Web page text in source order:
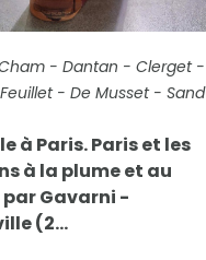
- Dantan - Clerget -
- De Musset - Sand
à Paris. Paris et les
à la plume et au
Gavarni -
(2...